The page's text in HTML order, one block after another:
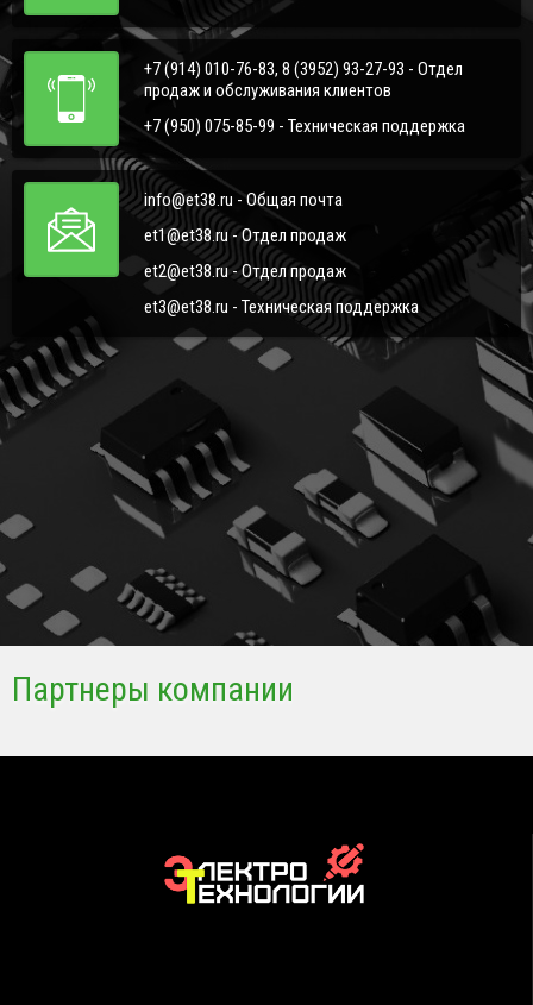
+7 (914) 010-76-83, 8 (3952) 93-27-93 - Отдел
продаж и обслуживания клиентов
+7 (950) 075-85-99 - Техническая поддержка
info@et38.ru - Общая почта
et1@et38.ru - Отдел продаж
et2@et38.ru - Отдел продаж
et3@et38.ru - Техническая поддержка
Партнеры компании